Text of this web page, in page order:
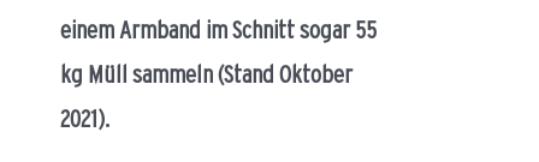
einem Armband im Schnitt sogar 55
kg Müll sammeln (Stand Oktober
2021).